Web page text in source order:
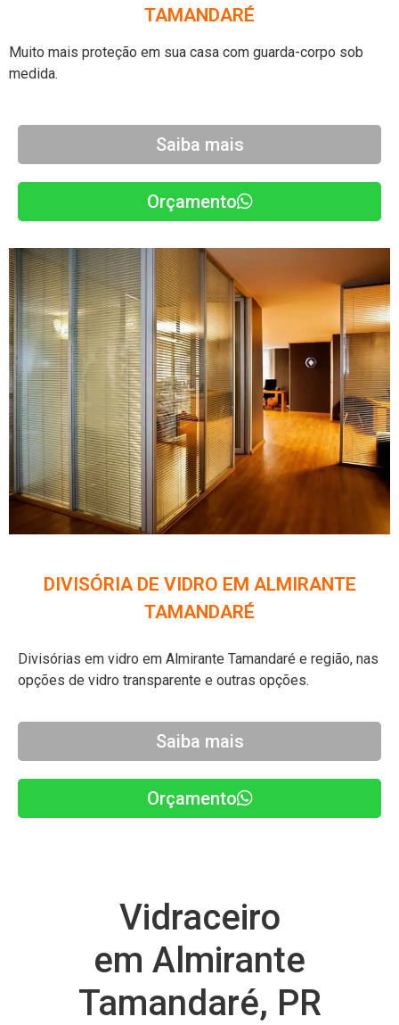
TAMANDARÉ
Muito mais proteção em sua casa com guarda-corpo sob
medida.
Saiba mais
Orçamento
DIVISÓRIA DE VIDRO EM ALMIRANTE
TAMANDARÉ
Divisórias em vidro em Almirante Tamandaré e região, nas
opções de vidro transparente e outras opções.
Saiba mais
Orçamento
Vidraceiro
em Almirante
Tamandaré, PR